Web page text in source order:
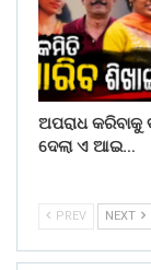
ଅପରାଧ କରିବାକୁ
ଦେଲା ଏ ଆଇ…
PREV NEXT